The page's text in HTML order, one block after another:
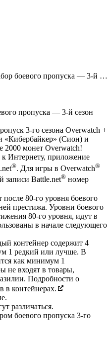
боевого пропуска — 3-й сезон
пропуска — 3-й сезон
3-го сезона Overwatch +
«Кибербайкер» (Сион) и
2000 монет Overwatch!
Интернету, приложение
®. Для игры в Overwatch®
записи Battle.net® номер
80-го уровня боевого
престижа. Уровни боевого
80-го уровня, идут в
в начале следующего
контейнер содержит 4
1 редкий или лучше. В
как минимум 1
не входят в товары,
Подробности о
в контейнерах.
различаться.
боевого пропуска 3-го